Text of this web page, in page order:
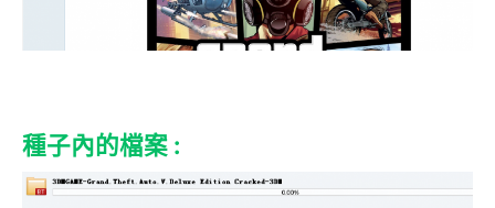
種子內的檔案 :